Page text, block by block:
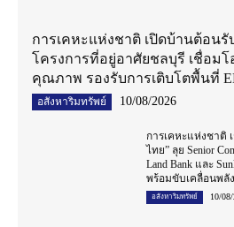
การเคหะแห่งชาติ เปิดบ้านต้อน
โครงการที่อยู่อาศัยชลบุรี เชื่อม
คุณภาพ รองรับการเติบโตพื้นที่
อสังหาริมทรัพย์ 10/08/2026
การเคหะแห่งชาติ
ไทย” ลุย Senior
Land Bank และ
พร้อมขับเคลื่อนพลั
อสังหาริมทรัพย์ 10/